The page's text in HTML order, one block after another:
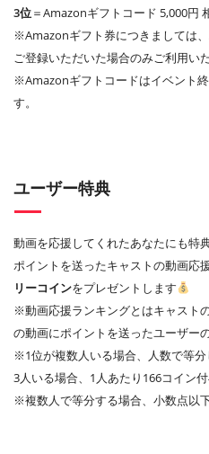
3位＝Amazonギフトコード 5,000円
※Amazonギフト券につきましては
ご登録いただいた場合のみご利用い
※Amazonギフトコードはイベント
す。
ユーザー特典
動画を応援してくれたあなたにも特
ポイントを送ったキャストの動画応
リーコインをプレゼントします
※動画応援ランキングとはキャスト
の動画にポイントを送ったユーザー
※1位が複数人いる場合、人数で等
3人いる場合、1人あたり166コイン付
※複数人で等分する場合、小数点以